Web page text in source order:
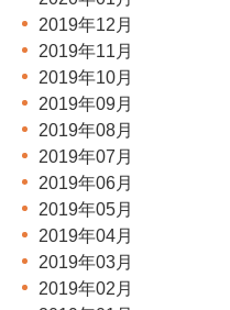
2019年12月
2019年11月
2019年10月
2019年09月
2019年08月
2019年07月
2019年06月
2019年05月
2019年04月
2019年03月
2019年02月